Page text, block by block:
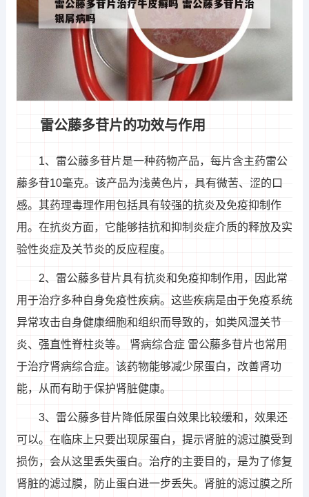
雷公藤多苷片的功效与作用
1、雷公藤多苷片是一种药物产品，每片含主药雷公
藤多苷10毫克。该产品为浅黄色片，具有微苦、涩的口
感。其药理毒理作用包括具有较强的抗炎及免疫抑制作
用。在抗炎方面，它能够拮抗和抑制炎症介质的释放及实
验性炎症及关节炎的反应程度。
2、雷公藤多苷片具有抗炎和免疫抑制作用，因此常
用于治疗多种自身免疫性疾病。这些疾病是由于免疫系统
异常攻击自身健康细胞和组织而导致的，如类风湿关节
炎、强直性脊柱炎等。 肾病综合症 雷公藤多苷片也常用
于治疗肾病综合症。该药物能够减少尿蛋白，改善肾功
能，从而有助于保护肾脏健康。
3、雷公藤多苷片降低尿蛋白效果比较缓和，效果还
可以。在临床上只要出现尿蛋白，提示肾脏的滤过膜受到
损伤，会从这里丢失蛋白。治疗的主要目的，是为了修复
肾脏的滤过膜，防止蛋白进一步丢失。肾脏的滤过膜之所